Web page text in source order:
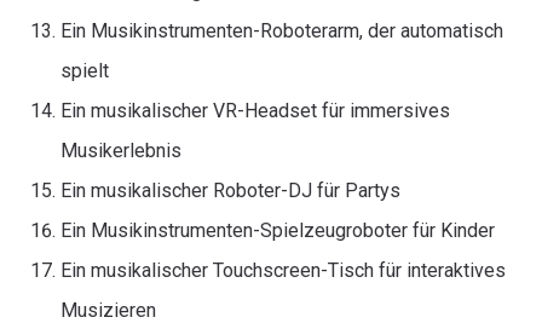
Ein Musikinstrumenten-Roboterarm, der automatisch
spielt
Ein musikalischer VR-Headset für immersives
Musikerlebnis
Ein musikalischer Roboter-DJ für Partys
Ein Musikinstrumenten-Spielzeugroboter für Kinder
Ein musikalischer Touchscreen-Tisch für interaktives
Musizieren